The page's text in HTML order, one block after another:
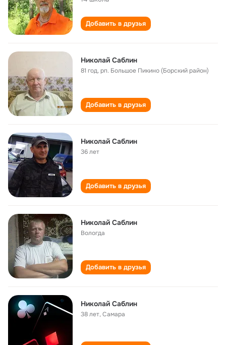
Добавить в друзья
Николай Саблин
81 год,рп. Большое Пикино (Борский район)
Добавить в друзья
Николай Саблин
36 лет
Добавить в друзья
Николай Саблин
Вологда
Добавить в друзья
Николай Саблин
38 лет,Самара